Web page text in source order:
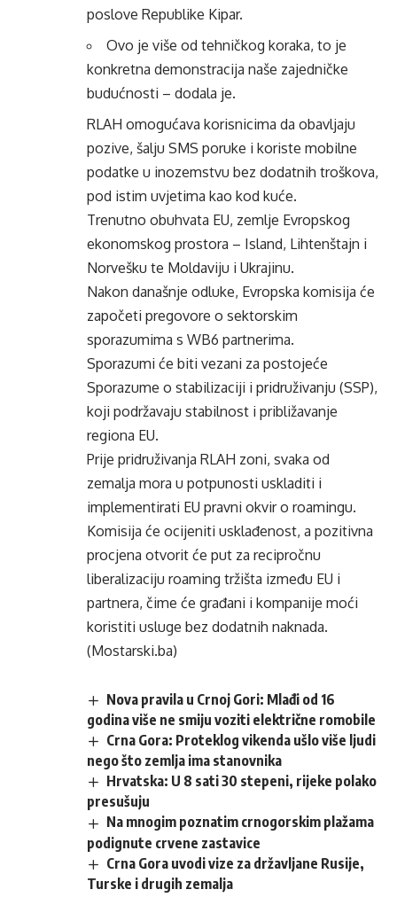
poslove Republike Kipar.
Ovo je više od tehničkog koraka, to je
konkretna demonstracija naše zajedničke
budućnosti – dodala je.
RLAH omogućava korisnicima da obavljaju
pozive, šalju SMS poruke i koriste mobilne
podatke u inozemstvu bez dodatnih troškova,
pod istim uvjetima kao kod kuće.
Trenutno obuhvata EU, zemlje Evropskog
ekonomskog prostora – Island, Lihtenštajn i
Norvešku te Moldaviju i Ukrajinu.
Nakon današnje odluke, Evropska komisija će
započeti pregovore o sektorskim
sporazumima s WB6 partnerima.
Sporazumi će biti vezani za postojeće
Sporazume o stabilizaciji i pridruživanju (SSP),
koji podržavaju stabilnost i približavanje
regiona EU.
Prije pridruživanja RLAH zoni, svaka od
zemalja mora u potpunosti uskladiti i
implementirati EU pravni okvir o roamingu.
Komisija će ocijeniti usklađenost, a pozitivna
procjena otvorit će put za recipročnu
liberalizaciju roaming tržišta između EU i
partnera, čime će građani i kompanije moći
koristiti usluge bez dodatnih naknada.
(Mostarski.ba)
Nova pravila u Crnoj Gori: Mlađi od 16
godina više ne smiju voziti električne romobile
Crna Gora: Proteklog vikenda ušlo više ljudi
nego što zemlja ima stanovnika
Hrvatska: U 8 sati 30 stepeni, rijeke polako
presušuju
Na mnogim poznatim crnogorskim plažama
podignute crvene zastavice
Crna Gora uvodi vize za državljane Rusije,
Turske i drugih zemalja